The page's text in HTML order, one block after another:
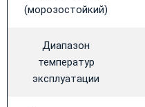
(морозостойкий)
Диапазон
температур
эксплуатации